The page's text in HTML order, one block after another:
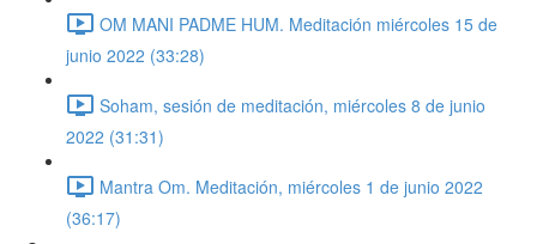
OM MANI PADME HUM. Meditación miércoles 15 de
junio 2022 (33:28)
Soham, sesión de meditación, miércoles 8 de junio
2022 (31:31)
Mantra Om. Meditación, miércoles 1 de junio 2022
(36:17)